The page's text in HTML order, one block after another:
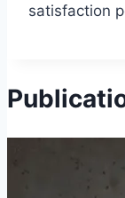
satisfaction